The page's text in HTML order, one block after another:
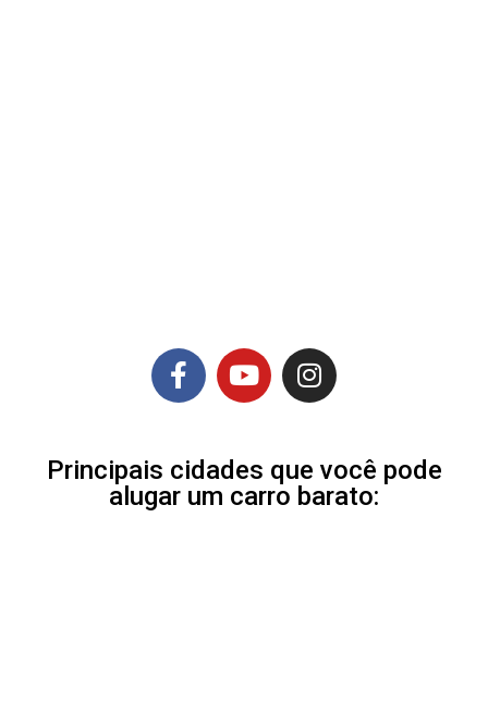
Principais cidades que você pode
alugar um carro barato: